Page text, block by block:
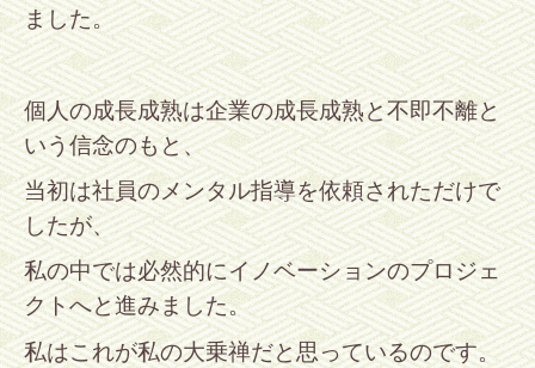
ました。
個人の成長成熟は企業の成長成熟と不即不離と
いう信念のもと、
当初は社員のメンタル指導を依頼されただけで
したが、
私の中では必然的にイノベーションのプロジェ
クトへと進みました。
私はこれが私の大乗禅だと思っているのです。